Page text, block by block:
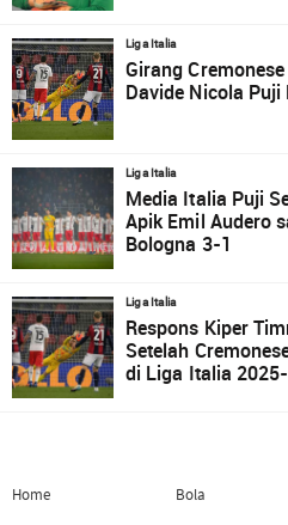
Liga Italia
Girang
Davide Nicola
Liga Italia
Media Italia Puji
Apik Emil Audero
Bologna 3-1
Liga Italia
Respons Kiper
Setelah
di Liga Italia
Home
Bola